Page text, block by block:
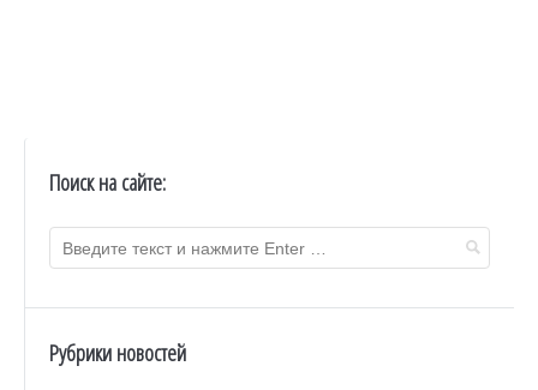
Поиск на сайте:
Рубрики новостей